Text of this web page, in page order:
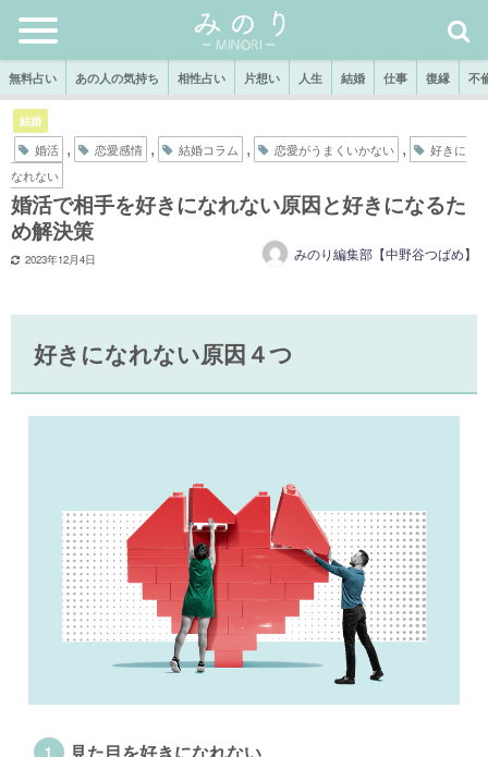
無料占い あの人の気持ち 相性占い 片想い 人生 結婚 仕事 復縁 不
結婚
婚活 , 恋愛感情 , 結婚コラム , 恋愛がうまくいかない ,
好きに
なれない
婚活で相手を好きになれない原因と好きになるた
め解決策
2023年12月4日 みのり編集部【中野谷つばめ】
好きになれない原因４つ
見た目を好きになれない